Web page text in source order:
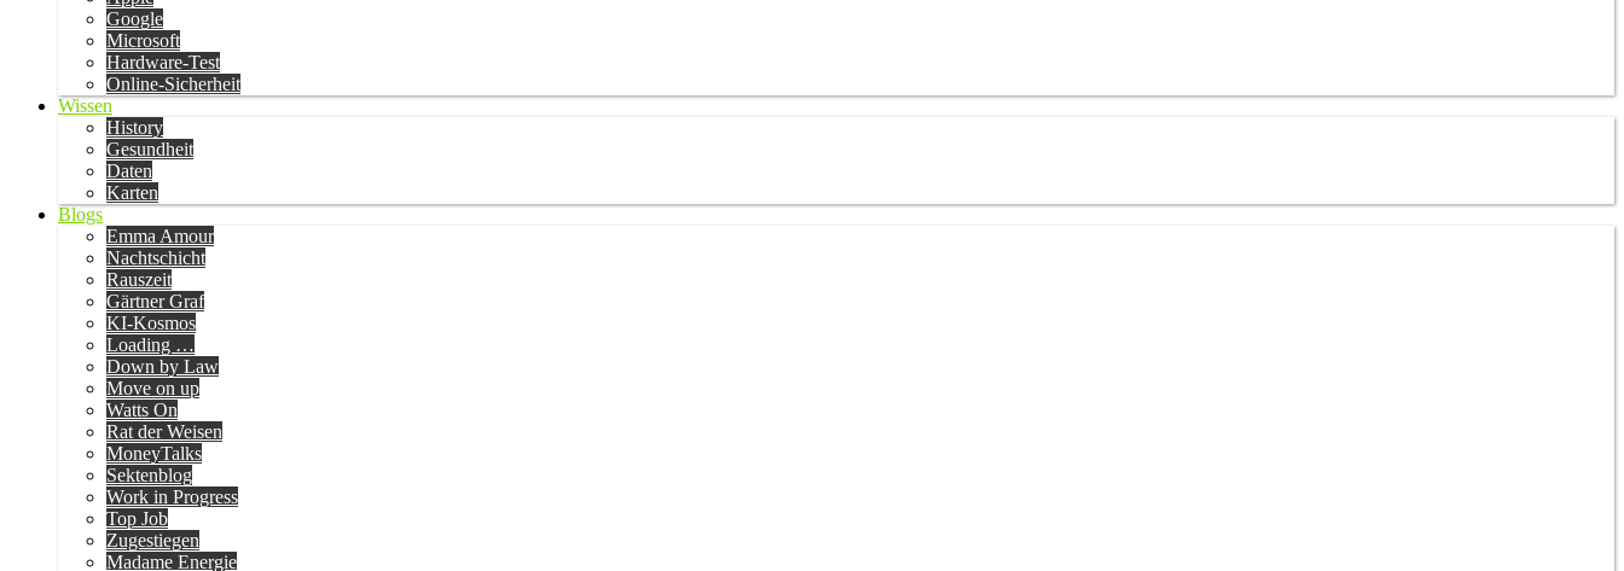
Google
Microsoft
Hardware-Test
Online-Sicherheit
Wissen
History
Gesundheit
Daten
Karten
Blogs
Emma Amour
Nachtschicht
Rauszeit
Gärtner Graf
KI-Kosmos
Loading …
Down by Law
Move on up
Watts On
Rat der Weisen
MoneyTalks
Sektenblog
Work in Progress
Top Job
Zugestiegen
Madame Energie